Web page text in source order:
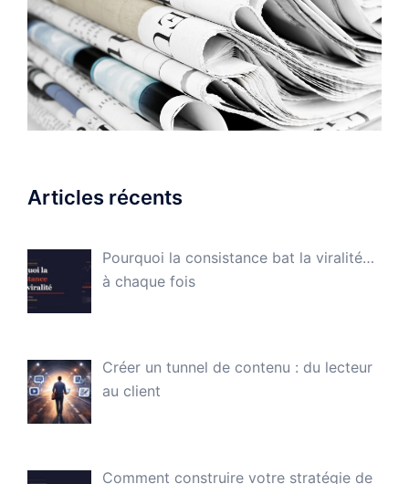
Articles récents
Pourquoi la consistance bat la viralité…
à chaque fois
Créer un tunnel de contenu : du lecteur
au client
Comment construire votre stratégie de